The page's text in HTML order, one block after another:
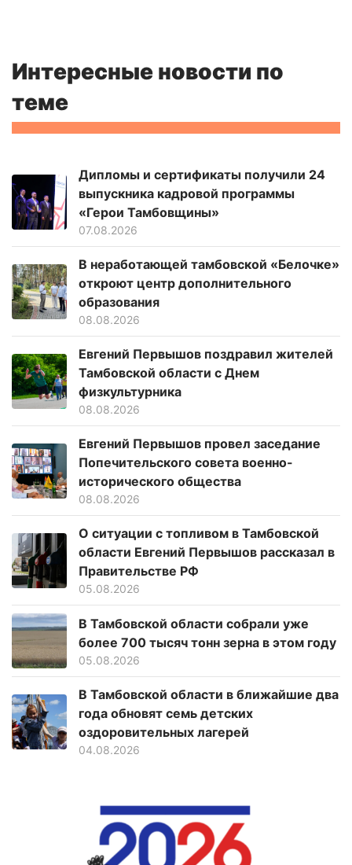
Интересные новости по
теме
Дипломы и сертификаты получили 24
выпускника кадровой программы
«Герои Тамбовщины»
07.08.2026
В неработающей тамбовской «Белочке»
откроют центр дополнительного
образования
08.08.2026
Евгений Первышов поздравил жителей
Тамбовской области с Днем
физкультурника
08.08.2026
Евгений Первышов провел заседание
Попечительского совета военно-
исторического общества
08.08.2026
О ситуации с топливом в Тамбовской
области Евгений Первышов рассказал в
Правительстве РФ
05.08.2026
В Тамбовской области собрали уже
более 700 тысяч тонн зерна в этом году
05.08.2026
В Тамбовской области в ближайшие два
года обновят семь детских
оздоровительных лагерей
04.08.2026